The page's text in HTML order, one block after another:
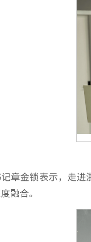
章金锁表示，走
融合。